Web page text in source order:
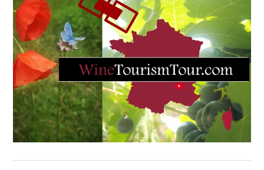
WEB,
OENOTOURISME,
PRODUCTEURS
TERROIR
RESTAURATEUR,
CHEF,
CUISINIER,
ŒNOLOGUE,
SOMMELIER,
SALONS
INTERNATIONAUX,
VIGNOBLES
TASTING